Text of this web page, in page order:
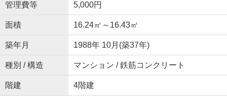
管理費等 5,000円
面積 16.24㎡～16.43㎡
築年月 1988年 10月(築37年)
種別 / 構造 マンション / 鉄筋コンクリート
階建 4階建